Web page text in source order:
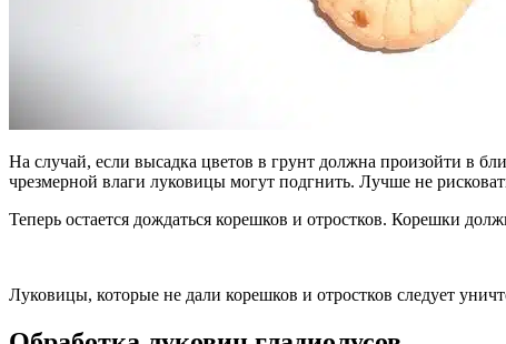
На случай, если высадка цветов в грунт должна произойти в
чрезмерной влаги луковицы могут подгнить. Лучше не
Теперь остается дождаться корешков и отростков. Корешки
Луковицы, которые не дали корешков и отростков следует